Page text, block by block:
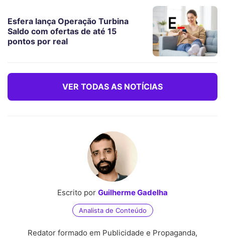
Esfera lança Operação Turbina
Saldo com ofertas de até 15
pontos por real
VER TODAS AS NOTÍCIAS
Escrito por Guilherme Gadelha
Analista de Conteúdo
Redator formado em Publicidade e Propaganda,